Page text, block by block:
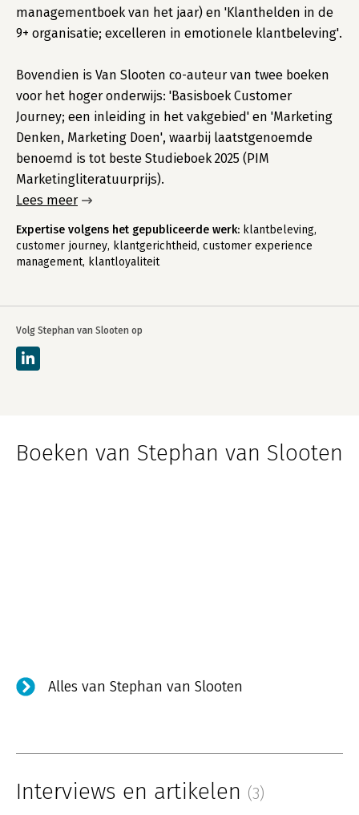
Volg Stephan van Slooten op
managementboek van het jaar) en 'Klanthelden in de
9+ organisatie; excelleren in emotionele klantbeleving'.
Bovendien is Van Slooten co-auteur van twee boeken
voor het hoger onderwijs: 'Basisboek Customer
Journey; een inleiding in het vakgebied' en 'Marketing
Denken, Marketing Doen', waarbij laatstgenoemde
benoemd is tot beste Studieboek 2025 (PIM
Marketingliteratuurprijs).
Lees meer
Expertise volgens het gepubliceerde werk: klantbeleving,
customer journey, klantgerichtheid, customer experience
management, klantloyaliteit
Boeken van Stephan van Slooten
Alles van Stephan van Slooten
Interviews en artikelen (3)